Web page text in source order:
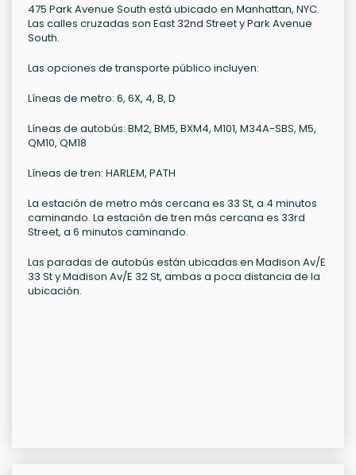
475 Park Avenue South está ubicado en Manhattan, NYC.
Las calles cruzadas son East 32nd Street y Park Avenue
South.
Las opciones de transporte público incluyen:
Líneas de metro: 6, 6X, 4, B, D
Líneas de autobús: BM2, BM5, BXM4, M101, M34A-SBS, M5,
QM10, QM18
Líneas de tren: HARLEM, PATH
La estación de metro más cercana es 33 St, a 4 minutos
caminando. La estación de tren más cercana es 33rd
Street, a 6 minutos caminando.
Las paradas de autobús están ubicadas en Madison Av/E
33 St y Madison Av/E 32 St, ambas a poca distancia de la
ubicación.